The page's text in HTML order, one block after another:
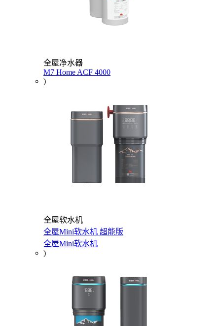
全屋净水器
M7 Home ACF 4000
)
全屋软水机
全屋Mini软水机 超能版
全屋Mini软水机
)